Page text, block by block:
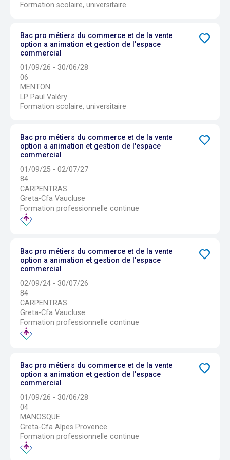
Formation scolaire, universitaire
Bac pro métiers du commerce et de la vente
option a animation et gestion de l'espace
commercial
01/09/26 - 30/06/28
06
MENTON
LP Paul Valéry
Formation scolaire, universitaire
Bac pro métiers du commerce et de la vente
option a animation et gestion de l'espace
commercial
01/09/25 - 02/07/27
84
CARPENTRAS
Greta-Cfa Vaucluse
Formation professionnelle continue
Bac pro métiers du commerce et de la vente
option a animation et gestion de l'espace
commercial
02/09/24 - 30/07/26
84
CARPENTRAS
Greta-Cfa Vaucluse
Formation professionnelle continue
Bac pro métiers du commerce et de la vente
option a animation et gestion de l'espace
commercial
01/09/26 - 30/06/28
04
MANOSQUE
Greta-Cfa Alpes Provence
Formation professionnelle continue